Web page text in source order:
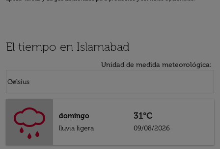
El tiempo en Islamabad
Unidad de medida meteorológica:
Celsius
keyboard_arrow_down
domingo
lluvia ligera
31°C
09/08/2026